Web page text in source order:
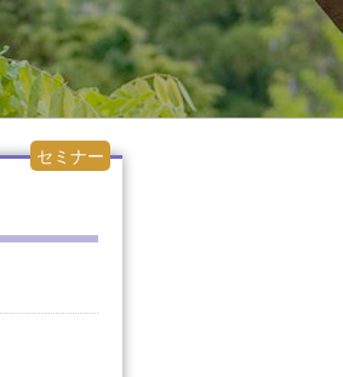
セミナー